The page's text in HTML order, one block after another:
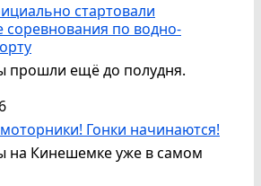
стартовали
соревнования по водно-
прошли ещё до полудня.
Гонки начинаются!
на Кинешемке уже в самом